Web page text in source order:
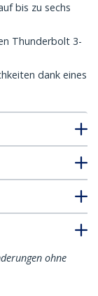
bis zu sechs
Thunderbolt 3-
dank eines
ohne